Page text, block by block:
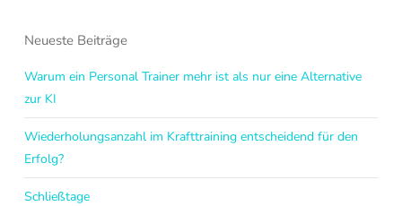
Neueste Beiträge
Warum ein Personal Trainer mehr ist als nur eine Alternative
zur KI
Wiederholungsanzahl im Krafttraining entscheidend für den
Erfolg?
Schließtage